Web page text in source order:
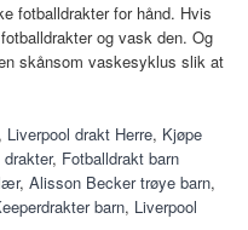
fotballdrakter for hånd. Hvis
og vask den. Og
skånsom vaskesyklus slik at
, Liverpool drakt Herre, Kjøpe
, Fotballdrakt barn
, Alisson Becker trøye barn,
barn, Liverpool